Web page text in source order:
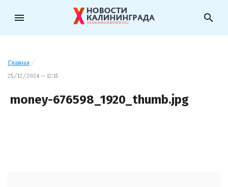
menu search
Главная /
25/12/2024 — 12:15
money-676598_1920_thumb.jpg